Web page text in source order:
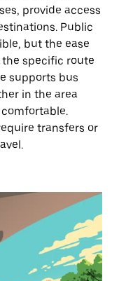
provide access
Public
but the ease
specific route
supports bus
in the area
transfers or